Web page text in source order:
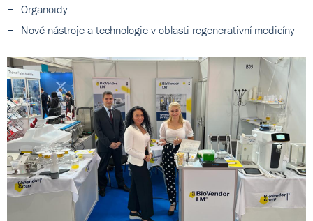
Organoidy
Nové nástroje a technologie v oblasti regenerativní medicíny